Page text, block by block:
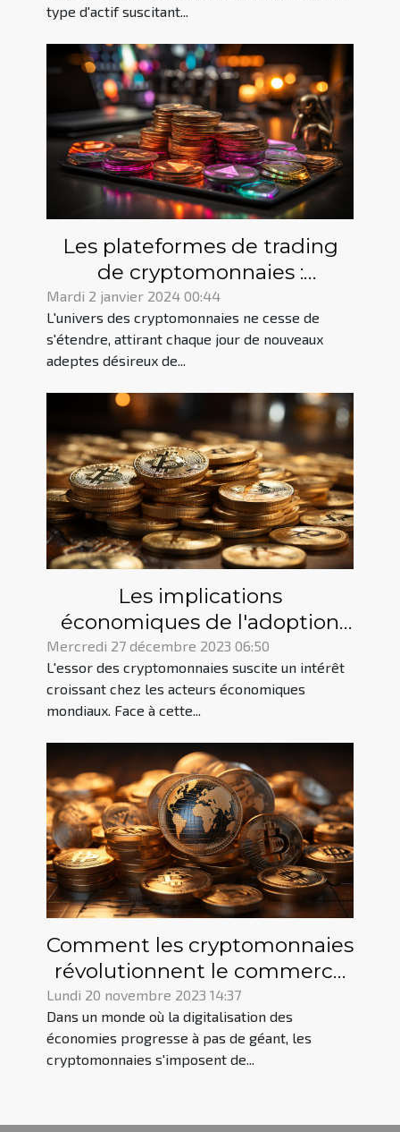
type d'actif suscitant...
Les plateformes de trading
de cryptomonnaies :
comment les choisir ?
Mardi 2 janvier 2024 00:44
L'univers des cryptomonnaies ne cesse de
s'étendre, attirant chaque jour de nouveaux
adeptes désireux de...
Les implications
économiques de l'adoption
de cryptomonnaies par les
gouvernements
Mercredi 27 décembre 2023 06:50
L'essor des cryptomonnaies suscite un intérêt
croissant chez les acteurs économiques
mondiaux. Face à cette...
Comment les cryptomonnaies
révolutionnent le commerce
international
Lundi 20 novembre 2023 14:37
Dans un monde où la digitalisation des
économies progresse à pas de géant, les
cryptomonnaies s'imposent de...